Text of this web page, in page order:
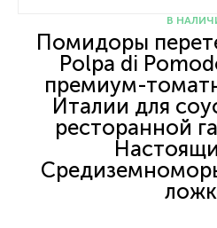
В
Помидоры
Polpa di
премиум-
Италии для
ресторанной